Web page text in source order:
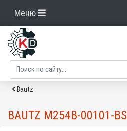
Меню
Bautz
BAUTZ M254B-00101-BS